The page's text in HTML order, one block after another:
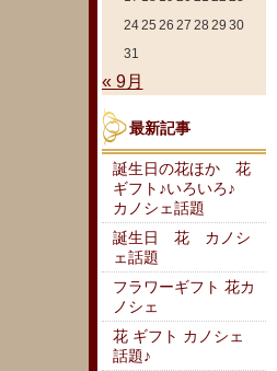
2425 26 27 28 29 30
31
« 9月
最新記事
誕生日の花ほか 花
ギフト♪いろいろ♪
カノシェ話題
誕生日 花 カノシ
ェ話題
フラワーギフト 花カ
ノシェ
花 ギフト カノシェ
話題♪